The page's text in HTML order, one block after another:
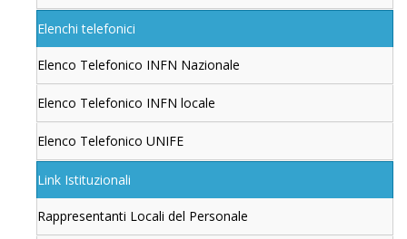
Elenchi telefonici
Elenco Telefonico INFN Nazionale
Elenco Telefonico INFN locale
Elenco Telefonico UNIFE
Link Istituzionali
Rappresentanti Locali del Personale